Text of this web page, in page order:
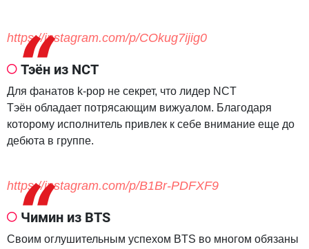
https://instagram.com/p/COkug7ijig0
Тэён из NCT
Для фанатов k-pop не секрет, что лидер NCT
Тэён обладает потрясающим вижуалом. Благодаря
которому исполнитель привлек к себе внимание еще до
дебюта в группе.
https://instagram.com/p/B1Br-PDFXF9
Чимин из BTS
Своим оглушительным успехом BTS во многом обязаны